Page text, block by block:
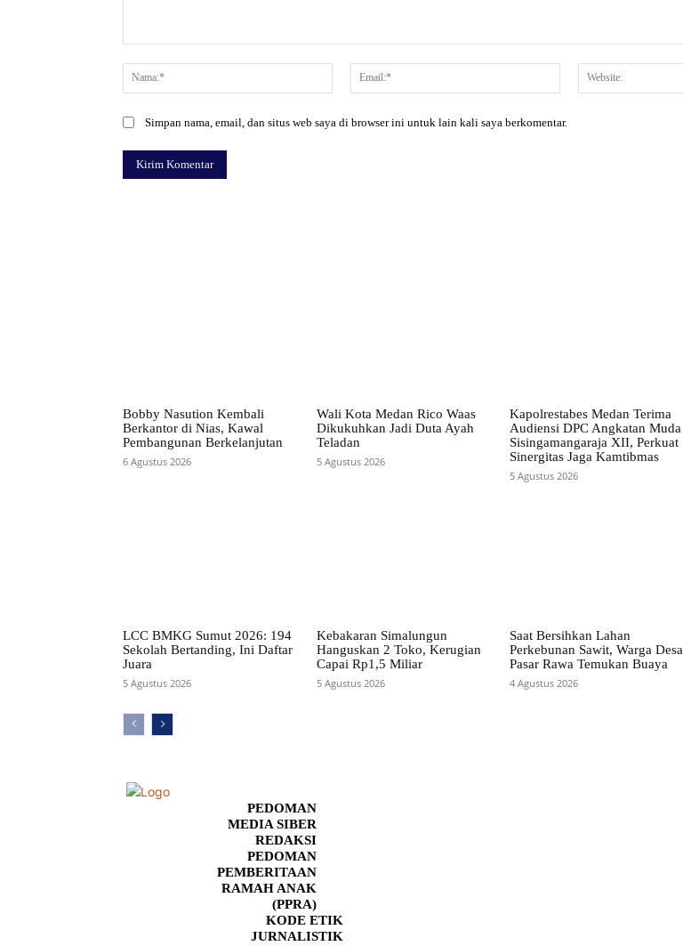
Nama:*
Email:*
Simpan nama, email, dan situs web saya di browser ini untuk lain kali saya berkomentar.
Bobby Nasution Kembali
Berkantor di Nias, Kawal
Pembangunan Berkelanjutan
6 Agustus 2026
Wali Kota Medan Rico Waas
Dikukuhkan Jadi Duta Ayah
Teladan
5 Agustus 2026
Kapolrestabes Medan Terima
Audiensi DPC Angkatan Muda
Sisingamangaraja XII, Perkuat
Sinergitas Jaga Kamtibmas
5 Agustus 2026
LCC BMKG Sumut 2026: 194
Sekolah Bertanding, Ini Daftar
Juara
5 Agustus 2026
Kebakaran Simalungun
Hanguskan 2 Toko, Kerugian
Capai Rp1,5 Miliar
5 Agustus 2026
Saat Bersihkan Lahan
Perkebunan Sawit, Warga Desa
Pasar Rawa Temukan Buaya
4 Agustus 2026
PEDOMAN
MEDIA SIBER
REDAKSI
PEDOMAN
PEMBERITAAN
RAMAH ANAK
(PPRA)
KODE ETIK
JURNALISTIK